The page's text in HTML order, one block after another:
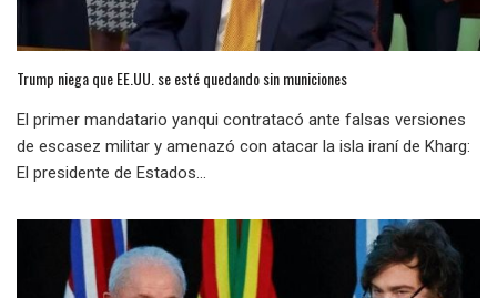
Trump niega que EE.UU. se esté quedando sin municiones
El primer mandatario yanqui contratacó ante falsas versiones
de escasez militar y amenazó con atacar la isla iraní de Kharg:
El presidente de Estados...